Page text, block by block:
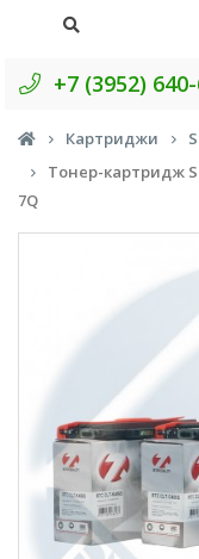
+7 (3952)
Картриджи
Тонер-картридж
7Q